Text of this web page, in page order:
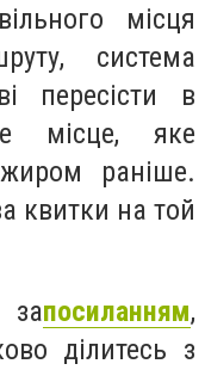
місця
система
пересісти в
місце, яке
раніше.
квитки на той
посиланням,
ділитесь з